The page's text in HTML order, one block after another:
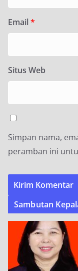
Email *
Situs Web
Simpan nama,
peramban ini
Sambutan